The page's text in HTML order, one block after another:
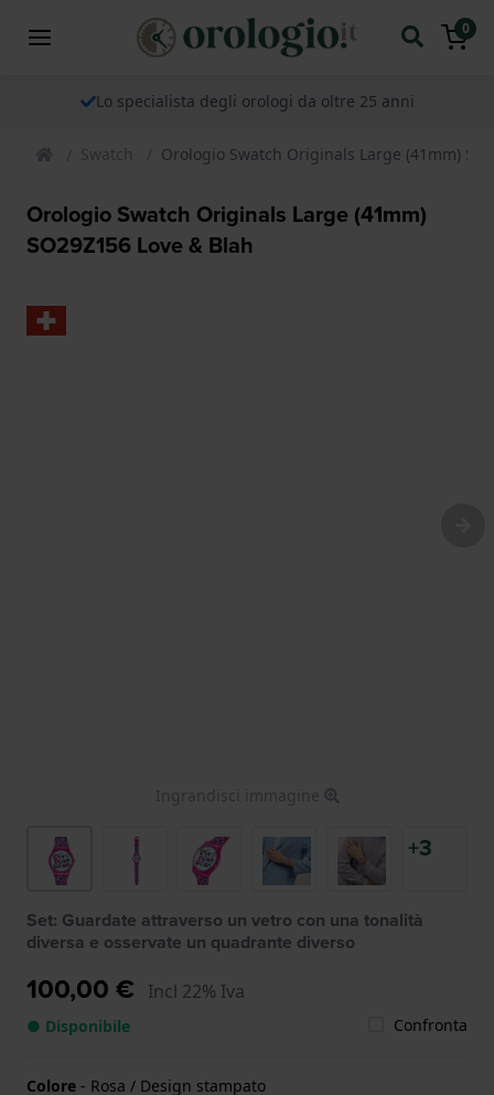
0
Lo specialista degli orologi da oltre 25 anni
Swatch Orologio Swatch Originals Large (41mm)
Orologio Swatch Originals Large (41mm)
SO29Z156 Love & Blah
Ingrandisci immagine
+3
Set: Guardate attraverso un vetro con una tonalità
diversa e osservate un quadrante diverso
100,00 € Incl 22% Iva
● Disponibile Confronta
Colore - Rosa / Design stampato